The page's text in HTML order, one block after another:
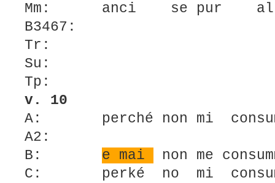
Mm: anci se pur
B3467:
Tr:
Su:
Tp:
v. 10
A: perché non mi
A2:
B: e mai
non me
C: perké no mi